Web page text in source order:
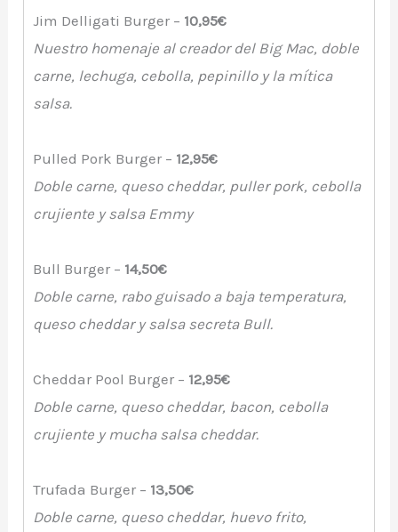
Jim Delligati Burger – 10,95€
Nuestro homenaje al creador del Big Mac, doble
carne, lechuga, cebolla, pepinillo y la mítica
salsa.
Pulled Pork Burger – 12,95€
Doble carne, queso cheddar, puller pork, cebolla
crujiente y salsa Emmy
Bull Burger – 14,50€
Doble carne, rabo guisado a baja temperatura,
queso cheddar y salsa secreta Bull.
Cheddar Pool Burger – 12,95€
Doble carne, queso cheddar, bacon, cebolla
crujiente y mucha salsa cheddar.
Trufada Burger – 13,50€
Doble carne, queso cheddar, huevo frito,